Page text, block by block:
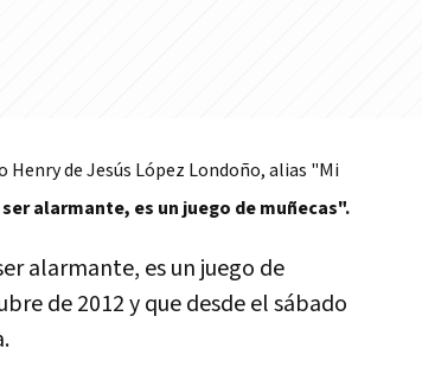
de Jesús López Londoño, alias "Mi
alarmante, es un juego de muñecas".
alarmante, es un juego de
de 2012 y que desde el sábado